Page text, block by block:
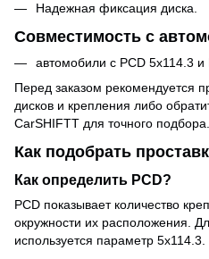
Надежная фиксация диска.
Совместимость с
автомобили с PCD 5x114.3 и
Перед заказом рекомендуется
дисков и крепления либо
CarSHIFTT для точного подбора.
Как подобрать
Как определить PCD?
PCD показывает количество
окружности их расположения.
используется параметр 5x114.3.